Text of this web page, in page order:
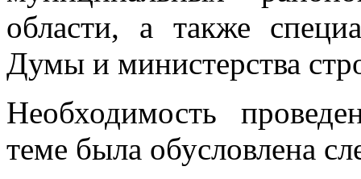
области, а также
Думы и министерства
Необходимость
теме была обусловлена